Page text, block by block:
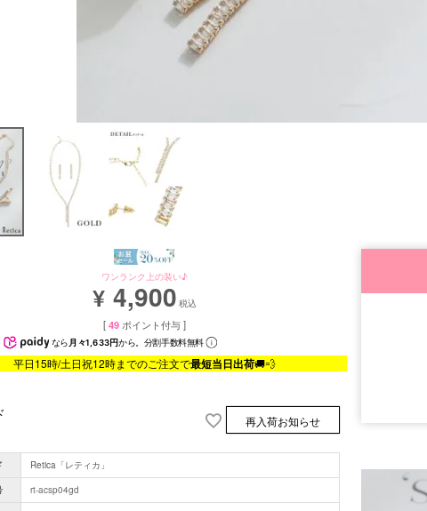
ワンランク上の装い♪
¥ 4,900 税込
[ 49 ポイント付与 ]
なら 月々1,633円から。分割手数料無料
平日15時/土日祝12時までのご注文で最短当日出荷🚚💨
再入荷お知らせ
Retica「レティカ」
rt-acsp04gd